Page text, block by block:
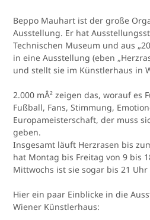
Beppo Mauhart ist der große
Ausstellung. Er hat
Technischen Museum und aus
in eine Ausstellung (eben
und stellt sie im Künstlerhaus in
2.000 mÂ² zeigen das, worauf es
Fußball, Fans, Stimmung,
Europameisterschaft, der muss
geben.
Insgesamt läuft Herzrasen bis
hat Montag bis Freitag von 9 bis
Mittwochs ist sie sogar bis 21 Uhr
Hier ein paar Einblicke in die
Wiener Künstlerhaus: